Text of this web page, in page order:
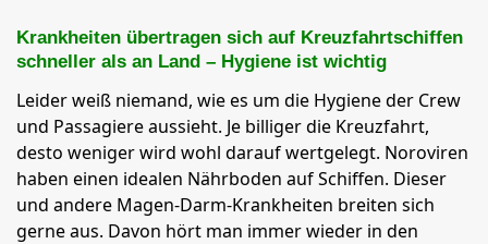
Krankheiten übertragen sich auf Kreuzfahrtschiffen
schneller als an Land – Hygiene ist wichtig
Leider weiß niemand, wie es um die Hygiene der Crew
und Passagiere aussieht. Je billiger die Kreuzfahrt,
desto weniger wird wohl darauf wertgelegt. Noroviren
haben einen idealen Nährboden auf Schiffen. Dieser
und andere Magen-Darm-Krankheiten breiten sich
gerne aus. Davon hört man immer wieder in den